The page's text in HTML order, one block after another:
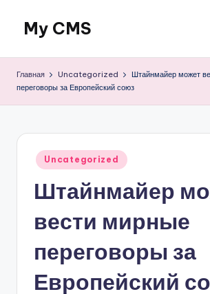
Перейти
содержимому
My CMS
WordPress
Главная Uncategorized
Штайнмайер может
переговоры за Европейский союз
Опубликовано
Uncategorized
Штайнмайер
вести мирные
переговоры за
Европейский